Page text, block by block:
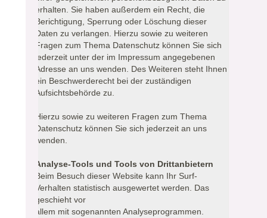
erhalten. Sie haben außerdem ein Recht, die
Berichtigung, Sperrung oder Löschung dieser
Daten zu verlangen. Hierzu sowie zu weiteren
Fragen zum Thema Datenschutz können Sie sich
jederzeit unter der im Impressum angegebenen
Adresse an uns wenden. Des Weiteren steht Ihnen
ein Beschwerderecht bei der zuständigen
Aufsichtsbehörde zu.
Hierzu sowie zu weiteren Fragen zum Thema
Datenschutz können Sie sich jederzeit an uns
wenden.
Analyse-Tools und Tools von Drittanbietern
Beim Besuch dieser Website kann Ihr Surf-
Verhalten statistisch ausgewertet werden. Das
geschieht vor
allem mit sogenannten Analyseprogrammen.